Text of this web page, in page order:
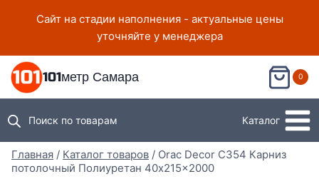
Сайт на стадии наполнения - актуальные цены
уточняйте у менеджера
101метр Самара 0
Поиск по товарам Каталог
Главная / Каталог товаров / Orac Decor C354 Карниз
потолочный Полиуретан 40x215x2000